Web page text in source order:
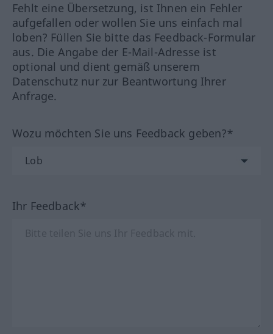
Fehlt eine Übersetzung, ist Ihnen ein Fehler
aufgefallen oder wollen Sie uns einfach mal
loben? Füllen Sie bitte das Feedback-Formular
aus. Die Angabe der E-Mail-Adresse ist
optional und dient gemäß unserem
Datenschutz nur zur Beantwortung Ihrer
Anfrage.
Wozu möchten Sie uns Feedback geben?*
Ihr Feedback*